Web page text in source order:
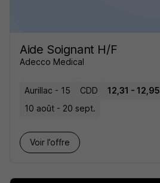
Aide Soignant H/F
Adecco Medical
Aurillac - 15 CDD
12,31 -
10 août - 20 sept.
Voir l’offre